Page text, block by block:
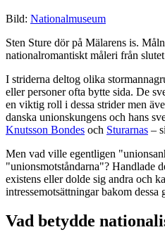
Bild: Nationalmuseum
Sten Sture dör på Mälarens is.
nationalromantiskt måleri från
I striderna deltog olika
eller personer ofta bytte sida. De
en viktig roll i dessa strider men
danska unionskungens och hans
Knutsson Bondes och Sturarnas –
Men vad ville egentligen
"unionsmotståndarna"? Handlade
existens eller dolde sig andra och
intressemotsättningar bakom dessa
Vad betydde